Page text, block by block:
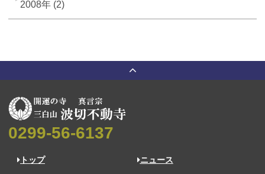
2008年 (2)
0299-56-6137
トップ ニュース